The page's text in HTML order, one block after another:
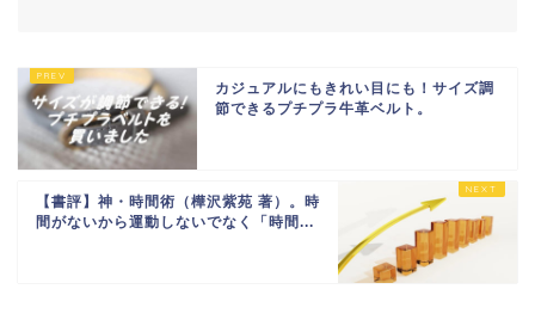
カジュアルにもきれい目にも！サイズ調
節できるプチプラ牛革ベルト。
【書評】神・時間術（樺沢紫苑 著）。時
間がないから運動しないでなく「時間...